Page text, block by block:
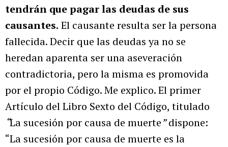
tendrán que pagar las deudas de sus
causantes. El causante resulta ser la persona
fallecida. Decir que las deudas ya no se
heredan aparenta ser una aseveración
contradictoria, pero la misma es promovida
por el propio Código. Me explico. El primer
Artículo del Libro Sexto del Código, titulado
“La sucesión por causa de muerte”dispone:
“La sucesión por causa de muerte es la